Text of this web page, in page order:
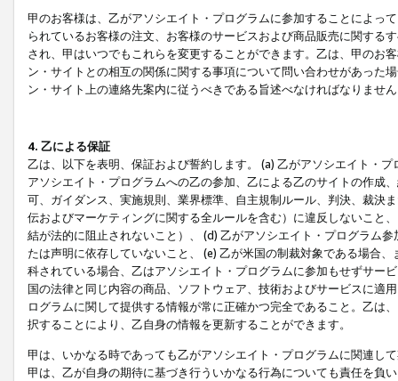
甲のお客様は、乙がアソシエイト・プログラムに参加することによっ
られているお客様の注文、お客様のサービスおよび商品販売に関する
され、甲はいつでもこれらを変更することができます。乙は、甲のお
ン・サイトとの相互の関係に関する事項について問い合わせがあった
ン・サイト上の連絡先案内に従うべきである旨述べなければなりませ
4. 乙による保証
乙は、以下を表明、保証および誓約します。 (a) 乙がアソシエイト・
アソシエイト・プログラムへの乙の参加、乙による乙のサイトの作成
可、ガイダンス、実施規則、業界標準、自主規制ルール、判決、裁決
伝およびマーケティングに関する全ルールを含む）に違反しないこと
結が法的に阻止されないこと）、 (d) 乙がアソシエイト・プログラム
たは声明に依存していないこと、 (e) 乙が米国の制裁対象である場合
科されている場合、乙はアソシエイト・プログラムに参加もせずサー
国の法律と同じ内容の商品、ソフトウェア、技術およびサービスに適
ログラムに関して提供する情報が常に正確かつ完全であること。乙は
択することにより、乙自身の情報を更新することができます。
甲は、いかなる時であっても乙がアソシエイト・プログラムに関連し
甲は、乙が自身の期待に基づき行ういかなる行為についても責任を負